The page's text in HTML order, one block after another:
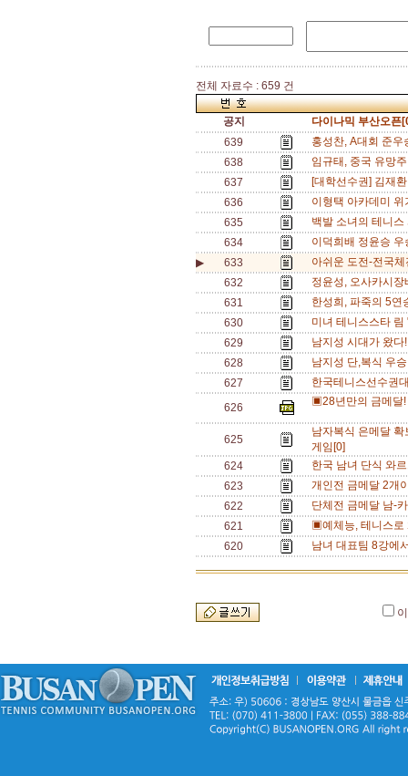
전체 자료수 : 659 건
공지
다이나믹 부산오픈
639
홍성찬, A대회 준
638
임규태, 중국 유망
637
[대학선수권] 김재
636
이형택 아카데미
635
백발 소녀의 테니
634
이덕희배 정윤승
▶
633
아쉬운 도전-전국
632
정윤성, 오사카시
631
한성희, 파죽의 5
630
미녀 테니스스타
629
남지성 시대가 왔
628
남지성 단,복식 우
627
한국테니스선수권
626
▣28년만의 금메달!
625
남자복식 은메달
게임[0]
624
한국 남녀 단식 와
623
개인전 금메달 2개
622
단체전 금메달 남-
621
▣예체능, 테니스로
620
남녀 대표팀 8강에